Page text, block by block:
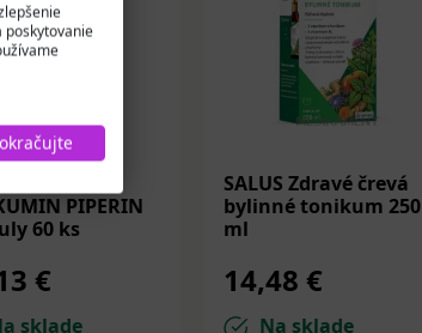
PIPERIN
60 ks
€
sklade
SALUS Zdravé črevá
bylinné tonikum 250
ml
14,48 €
Na sklade
poskytovanie